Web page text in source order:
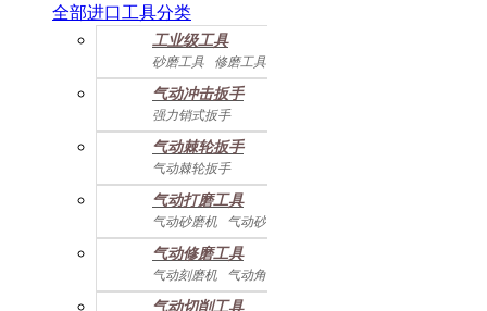
全部进口工具分类
工业级工具
砂磨工具
修磨工具
建筑工具 气动螺丝起子
气动配件
气动冲击扳手
强力销式扳手
双鎚打式扳手
双环锤打式扳手
强力冲击扳手
迷你冲击扳手
直角式冲击扭力扳手
气动棘轮扳手
气动棘轮扳手
迷你棘轮扳手
气动打磨工具
气动砂磨机
气动砂带机
气动抛光机 胎磨/除胶机
气动修磨工具
气动刻磨机 气动角磨机
气动切削工具